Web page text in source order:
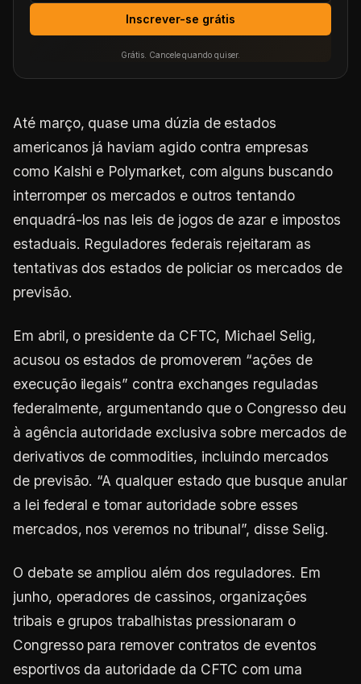
Inscrever-se grátis
Grátis. Cancele quando quiser.
Até março, quase uma dúzia de estados
americanos já haviam agido contra empresas
como Kalshi e Polymarket, com alguns buscando
interromper os mercados e outros tentando
enquadrá-los nas leis de jogos de azar e impostos
estaduais. Reguladores federais rejeitaram as
tentativas dos estados de policiar os mercados de
previsão.
Em abril, o presidente da CFTC, Michael Selig,
acusou os estados de promoverem “ações de
execução ilegais” contra exchanges reguladas
federalmente, argumentando que o Congresso deu
à agência autoridade exclusiva sobre mercados de
derivativos de commodities, incluindo mercados
de previsão. “A qualquer estado que busque anular
a lei federal e tomar autoridade sobre esses
mercados, nos veremos no tribunal”, disse Selig.
O debate se ampliou além dos reguladores. Em
junho, operadores de cassinos, organizações
tribais e grupos trabalhistas pressionaram o
Congresso para remover contratos de eventos
esportivos da autoridade da CFTC com uma